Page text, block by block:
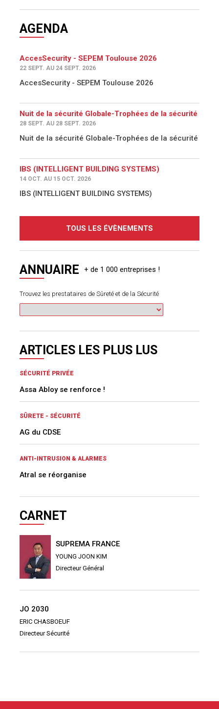
AGENDA
AccesSecurity - SEPEM Toulouse 2026
22 SEPT. AU 24 SEPT. 2026
AccesSecurity - SEPEM Toulouse 2026
Nuit de la sécurité Globale-Trophées de la sécurité
28 SEPT. AU 28 SEPT. 2026
Nuit de la sécurité Globale-Trophées de la sécurité
IBS (INTELLIGENT BUILDING SYSTEMS)
14 OCT. AU 15 OCT. 2026
IBS (INTELLIGENT BUILDING SYSTEMS)
TOUS LES ÉVÈNEMENTS
ANNUAIRE
Trouvez les prestataires de Sûreté et de la Sécurité
ARTICLES LES PLUS LUS
SÉCURITÉ PRIVÉE
Assa Abloy se renforce !
SÛRETE - SÉCURITÉ
AG du CDSE
ANTI-INTRUSION & ALARMES
Atral se réorganise
CARNET
SUPREMA FRANCE
YOUNG JOON KIM
Directeur Général
JO 2030
ERIC CHASBOEUF
Directeur Sécurité